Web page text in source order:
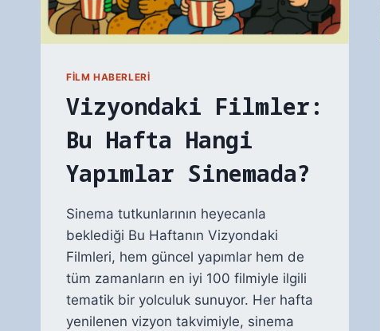
FILM HABERLERI
Vizyondaki Filmler:
Bu Hafta Hangi
Yapımlar Sinemada?
Sinema tutkunlarının heyecanla
beklediği Bu Haftanın Vizyondaki
Filmleri, hem güncel yapımlar hem de
tüm zamanların en iyi 100 filmiyle ilgili
tematik bir yolculuk sunuyor. Her hafta
yenilenen vizyon takvimiyle, sinema